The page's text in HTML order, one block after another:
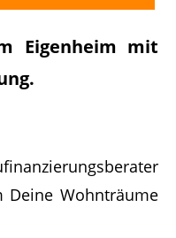
Eigenheim mit
Deine Wohnträume
zu lassen.